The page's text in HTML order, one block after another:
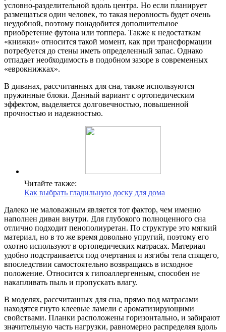
условно-разделительной вдоль центра. Но если планирует
размещаться один человек, то такая неровность будет очень
неудобной, поэтому понадобится дополнительное
приобретение футона или топпера. Также к недостаткам
«книжки» относится такой момент, как при трансформации
потребуется до стены иметь определенный запас. Однако
отпадает необходимость в подобном зазоре в современных
«еврокнижках».
В диванах, рассчитанных для сна, также используются
пружинные блоки. Данный вариант с ортопедическим
эффектом, выделяется долговечностью, повышенной
прочностью и надежностью.
Читайте также:
Как выбрать гладильную доску для дома
Далеко не маловажным является тот фактор, чем именно
наполнен диван внутри. Для глубокого полноценного сна
отлично подходит пенополиуретан. По структуре это мягкий
материал, но в то же время довольно упругий, поэтому его
охотно используют в ортопедических матрасах. Материал
удобно подстраивается под очертания и изгибы тела спящего,
впоследствии самостоятельно возвращаясь в исходное
положение. Относится к гипоаллергенным, способен не
накапливать пыль и пропускать влагу.
В моделях, рассчитанных для сна, прямо под матрасами
находятся гнуто клеевые ламели с ароматизирующими
свойствами. Планки расположены горизонтально, и забирают
значительную часть нагрузки, равномерно распределяя вдоль